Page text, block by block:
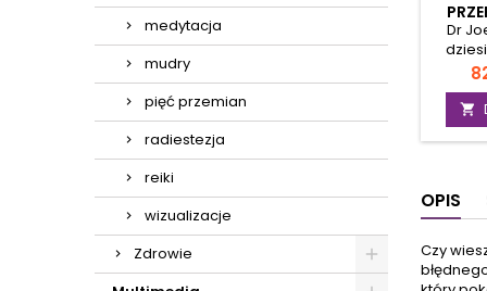
medytacja
mudry
pięć przemian
radiestezja
reiki
wizualizacje
Zdrowie
Dr
ludzki
jaki

OPIS
Czy